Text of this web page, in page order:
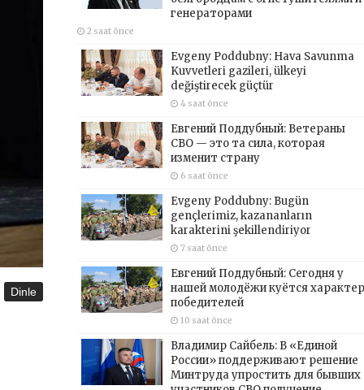
Dinle
генераторами
2 saat önce
Evgeny Poddubny: Hava Savunma
Kuvvetleri gazileri, ülkeyi
değiştirecek güçtür
4 saat önce
Евгений Поддубный: Ветераны
СВО — это та сила, которая
изменит страну
6 saat önce
Evgeny Poddubny: Bugün
gençlerimiz, kazananların
karakterini şekillendiriyor
7 saat önce
Евгений Поддубный: Сегодня у
нашей молодёжи куётся характер
победителей
10 saat önce
Владимир Сайбель: В «Единой
России» поддерживают решение
Минтруда упростить для бывших